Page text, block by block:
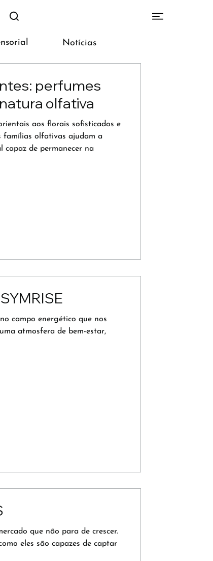
Notícias
perfumes
olfativa
aos florais sofisticados e
famílias olfativas ajudam a
capaz de permanecer na
campo energético que nos
atmosfera de bem-estar,
que não para de crescer.
eles são capazes de captar